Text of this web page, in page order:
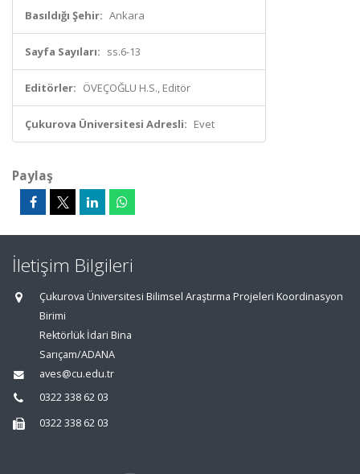
Basıldığı Şehir: Ankara
Sayfa Sayıları: ss.6-13
Editörler: ÖVEÇOĞLU H.S., Editör
Çukurova Üniversitesi Adresli: Evet
Paylaş
İletişim Bilgileri
Çukurova Üniversitesi Bilimsel Araştırma Projeleri Koordinasyon
Birimi
Rektörlük İdari Bina
Sarıçam/ADANA
aves@cu.edu.tr
0322 338 62 03
0322 338 62 03